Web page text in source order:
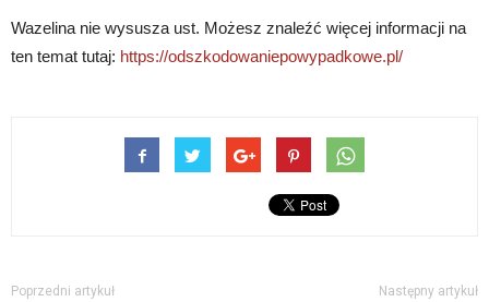
Wazelina nie wysusza ust. Możesz znaleźć więcej informacji na
ten temat tutaj: https://odszkodowaniepowypadkowe.pl/
Poprzedni artykuł Następny artykuł